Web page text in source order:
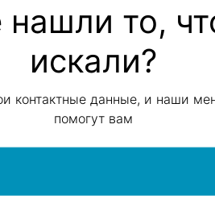
нашли то,
искали?
контактные данные, и наши
помогут вам